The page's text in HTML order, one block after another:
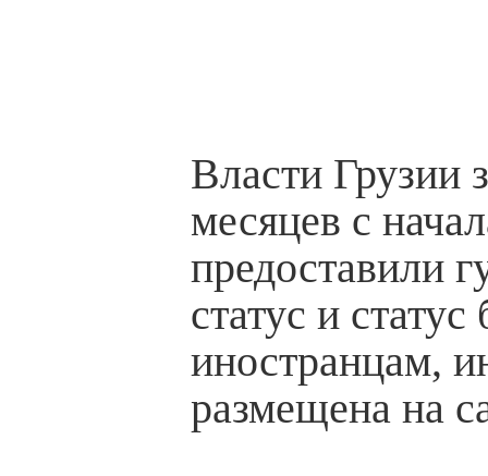
Власти Грузии
месяцев с
предоставили
статус и
иностранцам,
размещена на